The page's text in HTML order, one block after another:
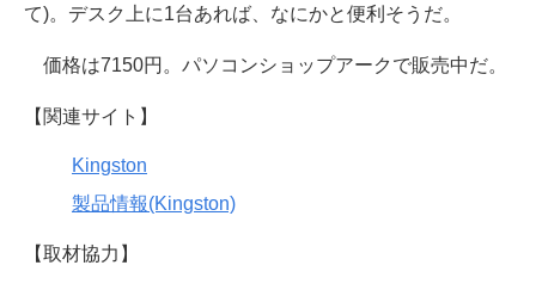
て)。デスク上に1台あれば、なにかと便利そうだ。
価格は7150円。パソコンショップアークで販売中だ。
【関連サイト】
Kingston
製品情報(Kingston)
【取材協力】